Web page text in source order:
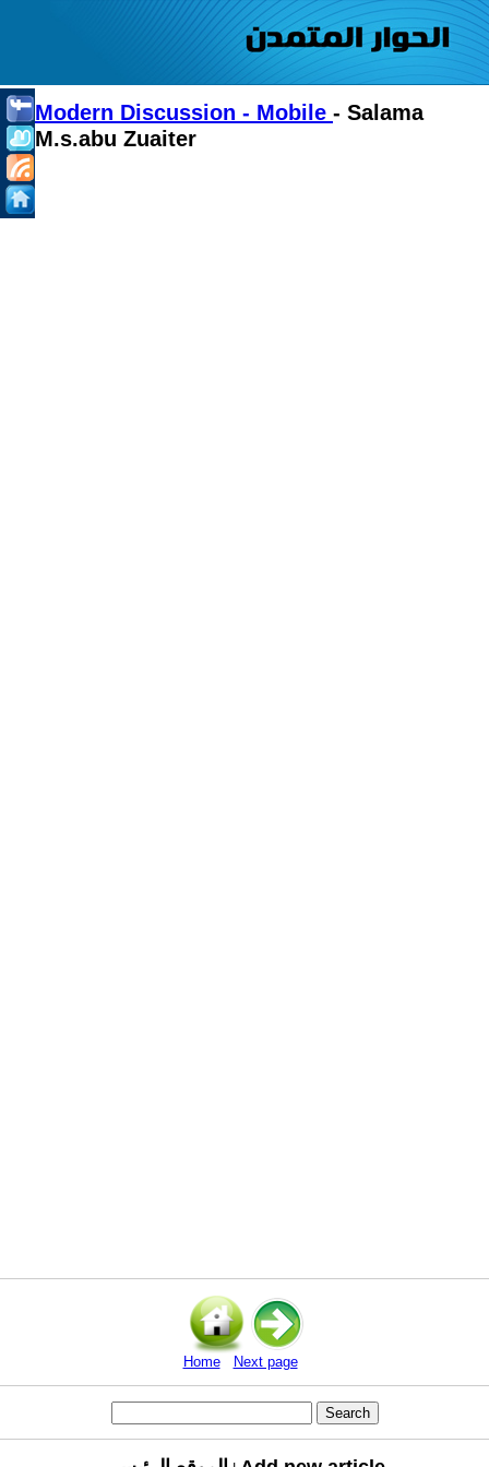
Modern Discussion - Mobile - Salama
M.s.abu Zuaiter
Home Next page